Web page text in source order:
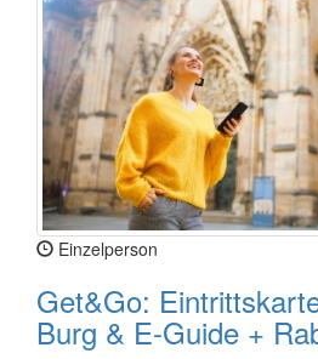
Einzelperson
Get&Go:
Burg & E-Guide +